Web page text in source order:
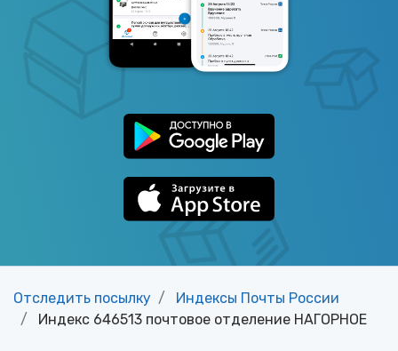
Отследить посылку
Индексы Почты России
Индекс 646513 почтовое отделение НАГОРНОЕ